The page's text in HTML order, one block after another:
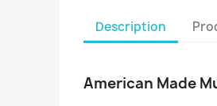
Description
American Made